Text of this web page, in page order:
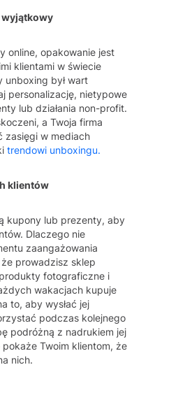
wyjątkowy
online, opakowanie jest
klientami w świecie
unboxing był wart
personalizację, nietypowe
lub działania non-profit.
a Twoja firma
zasięgi w mediach
trendowi unboxingu.
klientów
kupony lub prezenty, aby
Dlaczego nie
zaangażowania
prowadzisz sklep
fotograficzne i
wakacjach kupuje
to, aby wysłać jej
podczas kolejnego
podróżną z nadrukiem jej
Twoim klientom, że
nich.